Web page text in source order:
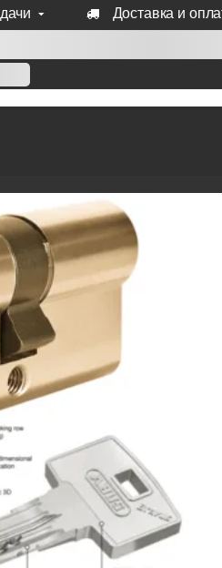
Доставка и
Fratelli, Tupai, Extreza,